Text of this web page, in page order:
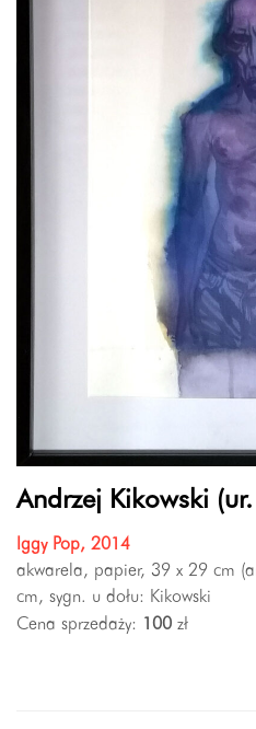
Andrzej Kikowski
Iggy Pop, 2014
akwarela, papier, 39 x 29 cm
cm, sygn. u dołu: Kikowski
Cena sprzedaży:
100 zł